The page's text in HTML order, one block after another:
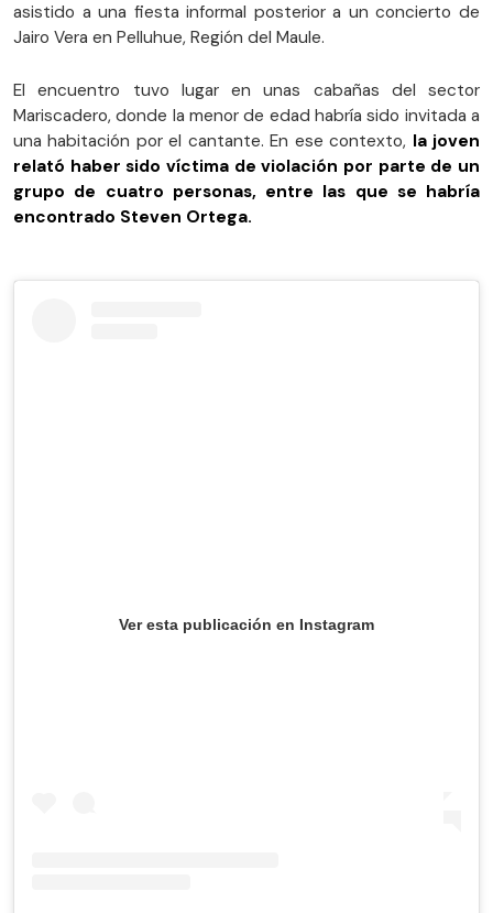
asistido a una fiesta informal posterior a un concierto de
Jairo Vera en Pelluhue, Región del Maule.
El encuentro tuvo lugar en unas cabañas del sector
Mariscadero, donde la menor de edad habría sido invitada a
una habitación por el cantante. En ese contexto, la joven
relató haber sido víctima de violación por parte de un
grupo de cuatro personas, entre las que se habría
encontrado Steven Ortega.
Ver esta publicación en Instagram